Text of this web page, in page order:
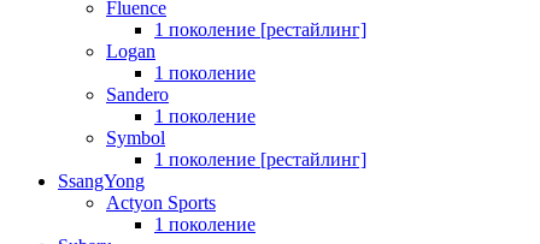
Fluence
1 поколение [рестайлинг]
Logan
1 поколение
Sandero
1 поколение
Symbol
1 поколение [рестайлинг]
SsangYong
Actyon Sports
1 поколение